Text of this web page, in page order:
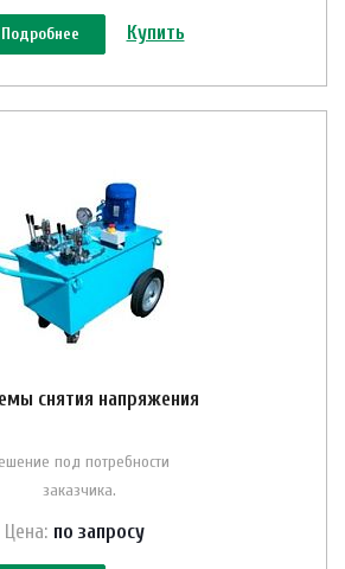
Подробнее Купить
снятия напряжения
под потребности
заказчика.
Цена: по запросу